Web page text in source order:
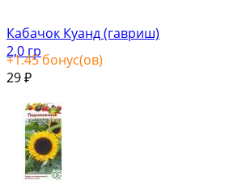
Кабачок Куанд (гавриш)
2,0 гр
+1.45 бонус(ов)
29 ₽